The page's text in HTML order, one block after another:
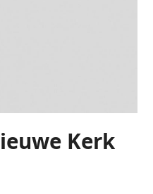
Kerk